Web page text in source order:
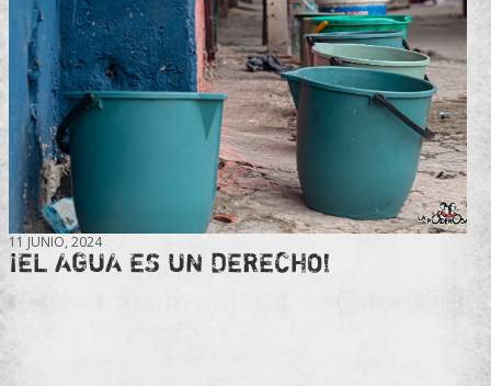
11 JUNIO, 2024
¡EL AGUA ES UN DERECHO!